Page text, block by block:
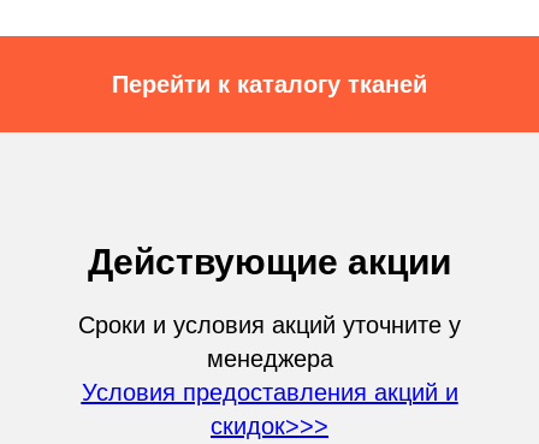
Перейти к каталогу тканей
Действующие акции
Сроки и условия акций уточните у
менеджера
Условия предоставления акций и
скидок>>>